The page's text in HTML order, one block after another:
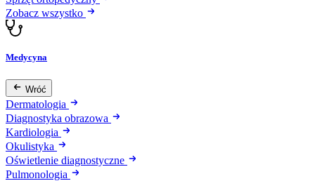
Zobacz wszystko
Medycyna
Wróć
Dermatologia
Diagnostyka obrazowa
Kardiologia
Okulistyka
Oświetlenie diagnostyczne
Pulmonologia